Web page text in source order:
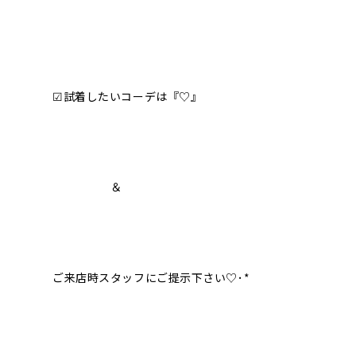
☑︎試着したいコーデは『♡』
＆
ご来店時スタッフにご提示下さい♡･*